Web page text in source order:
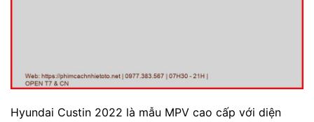
Hyundai Custin 2022 là mẫu MPV cao cấp với diện